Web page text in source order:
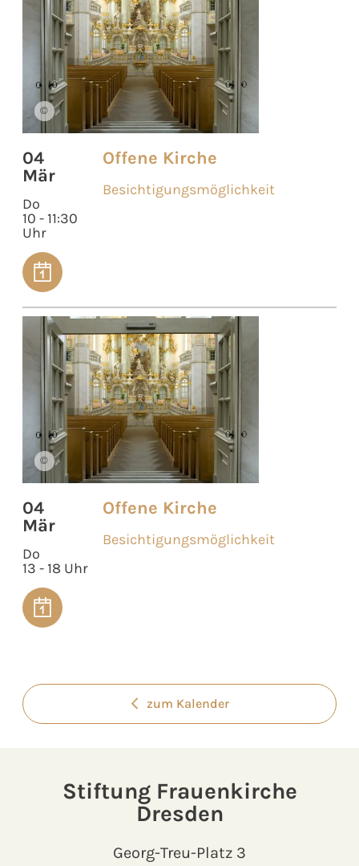
©
04
Mär
Do
10 - 11:30
Uhr
Offene Kirche
Besichtigungsmöglichkeit
©
04
Mär
Do
13 - 18 Uhr
Offene Kirche
Besichtigungsmöglichkeit
zum Kalender
Stiftung Frauenkirche
Dresden
Georg-Treu-Platz 3